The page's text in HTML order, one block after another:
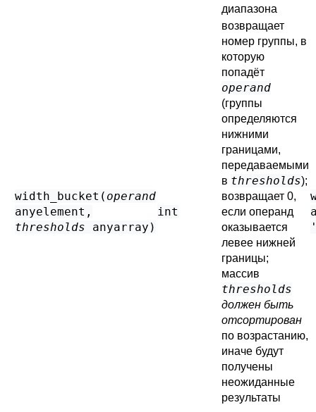
диапазона
width_bucket( operand
anyelement ,
thresholds
anyarray )
int
возвращает
номер группы, в
которую
попадёт
operand
(группы
определяются
нижними
границами,
передаваемыми
в thresholds);
возвращает 0,
если операнд
оказывается
левее нижней
границы;
массив
thresholds
должен быть
отсортирован
по возрастанию,
иначе будут
получены
неожиданные
результаты